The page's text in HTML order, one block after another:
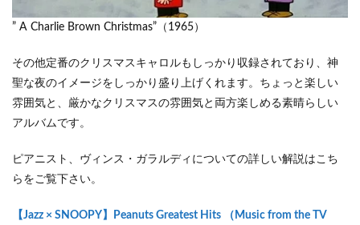
” A Charlie Brown Christmas”（1965）
その他定番のクリスマスキャロルもしっかり収録されており、神
聖な夜のイメージをしっかり盛り上げくれます。ちょっと楽しい
雰囲気と、厳かなクリスマスの雰囲気と両方楽しめる素晴らしい
アルバムです。
ピアニスト、ヴィンス・ガラルディについての詳しい解説はこち
らをご覧下さい。
【Jazz × SNOOPY】Peanuts Greatest Hits （Music from the TV